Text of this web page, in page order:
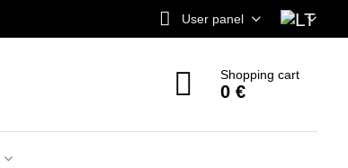
User panel
Shopping cart
0 €